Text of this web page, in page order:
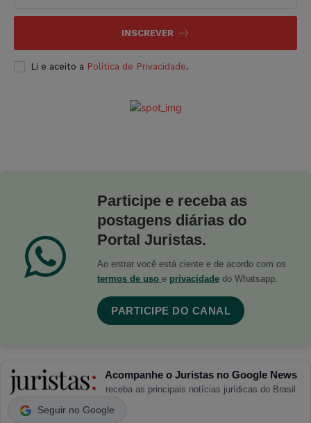
INSCREVER
Li e aceito a Política de Privacidade.
Participe e receba as
postagens diárias do
Portal Juristas.
Ao entrar você está ciente e de acordo com os
termos de uso e privacidade do Whatsapp.
PARTICIPE DO CANAL
Acompanhe o Juristas no Google News
receba as principais notícias jurídicas do Brasil
Seguir no Google